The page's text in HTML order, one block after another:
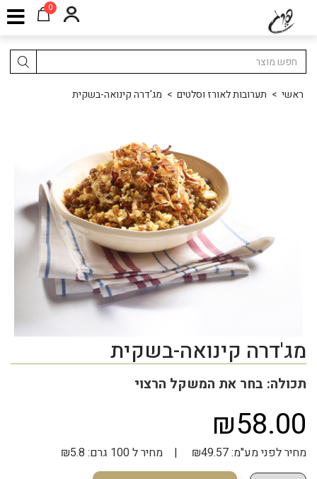
0
ראשי > תערובות לאורז וסלטים > מג'דרה קינואה-בשקית
מג'דרה קינואה-בשקית
תכולה: בחר את המשקל הרצוי
₪58.00
מחיר לפני מע"מ: ₪49.57 | מחיר ל 100 גרם: ₪5.8